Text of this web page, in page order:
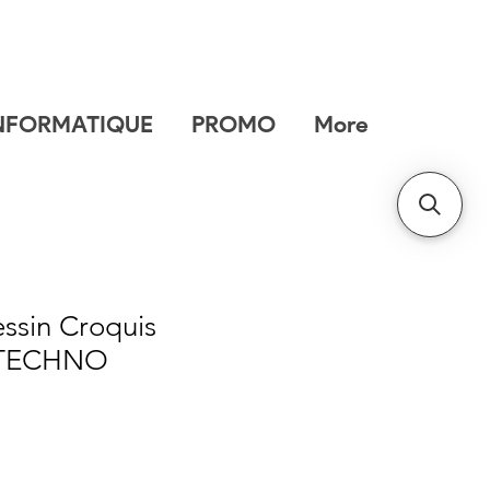
PROMO More
Croquis